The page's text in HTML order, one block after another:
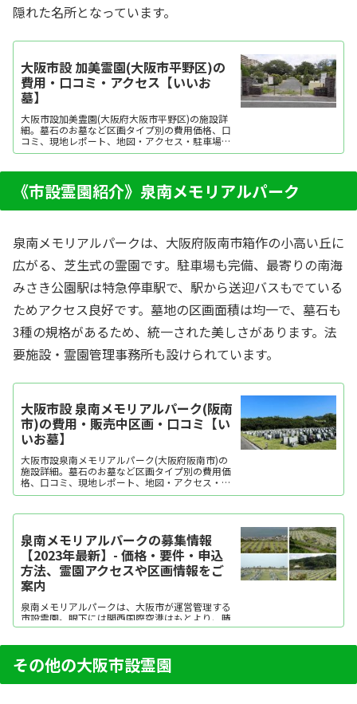
隠れた名所となっています。
大阪市設 加美霊園(大阪市平野区)の
費用・口コミ・アクセス【いいお
墓】
大阪市設加美霊園(大阪府大阪市平野区)の施設詳
細。墓石のお墓など区画タイプ別の費用価格、口
コミ、現地レポート、地図・アクセス・駐車場情
報などを掲載。霊園・墓地をお探しなら日本最大
ださい。資料請求・見学予約・お墓の相談はすべ
て無料！建墓のポイント、石材店の選び方など、
お墓探しに...
《市設霊園紹介》泉南メモリアルパーク
泉南メモリアルパークは、大阪府阪南市箱作の小高い丘に
広がる、芝生式の霊園です。駐車場も完備、最寄りの南海
みさき公園駅は特急停車駅で、駅から送迎バスもでている
ためアクセス良好です。墓地の区画面積は均一で、墓石も
3種の規格があるため、統一された美しさがあります。法
要施設・霊園管理事務所も設けられています。
大阪市設 泉南メモリアルパーク(阪南
市)の費用・販売中区画・口コミ【い
いお墓】
大阪市設泉南メモリアルパーク(大阪府阪南市)の
施設詳細。墓石のお墓など区画タイプ別の費用価
格、口コミ、現地レポート、地図・アクセス・駐
車場情報などを掲載。霊園・墓地をお探しなら日
任せください。資料請求・見学予約・お墓の相談
など、お墓...
泉南メモリアルパークの募集情報
【2023年最新】- 価格・要件・申込
方法、霊園アクセスや区画情報をご
案内
泉南メモリアルパークは、大阪市が運営管理する
市設霊園。眼下には関西国際空港はもとより、晴
れた日には遠く淡路島や明石海峡大橋が望める見
全て均等に区画されてお...
その他の大阪市設霊園